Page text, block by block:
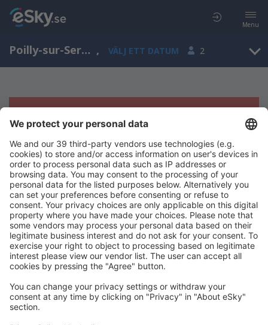
Menu
Poilly-sur-Serein, Burgundy, Frankrike , VÄLJ ETT DATUM 2
Tyvärr, inga resultat för denna sökning
Försök att söka med andra kriterier
Copyright © eSky.se. Alla rättigheter förbehålls.